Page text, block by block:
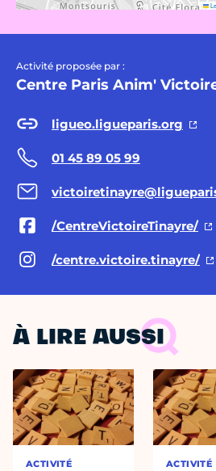
Activité proposée par :
Centre Paris Anim'
ligueo.ligueparis.org
01 45 89 05 99
/CentreVictoireTinayre/
/centre.victoire.tinayre/
À LIRE AUSSI
ACTIVITÉ ACTIVITÉ